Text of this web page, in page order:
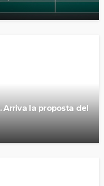
Arriva la proposta del